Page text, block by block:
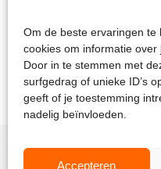
Om de beste ervaringen te
cookies om informatie over
Door in te stemmen met
surfgedrag of unieke ID’s
geeft of je toestemming
nadelig beïnvloeden.
Accepteren